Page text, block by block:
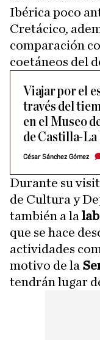
Ibérica poco
Cretácico,
comparación
coetáneos del
Viajar por el
través del
en el Museo
de Castilla-
César Sánchez Gómez
Durante su
de Cultura y
también a la
que se hace
actividades
motivo de la
tendrán lugar